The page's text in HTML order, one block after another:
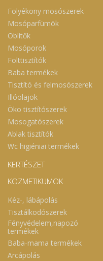
Folyékony mosószerek
Mosóparfümök
Öblítők
Mosóporok
Folttisztítók
Baba termékek
Tisztító és felmosószerek
Illóolajok
Öko tisztítószerek
Mosogatószerek
Ablak tisztítók
Wc higiéniai termékek
KERTÉSZET
KOZMETIKUMOK
Kéz-, lábápolás
Tisztálkodószerek
Fényvédelem,napozó
termékek
Baba-mama termékek
Arcápolás